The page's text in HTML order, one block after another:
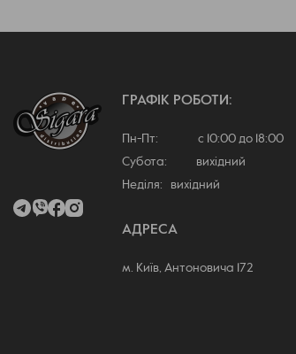
ГРАФІК РОБОТИ:
Пн-Пт: с 10:00 до 18:00
Субота: вихідний
Неділя: вихідний
АДРЕСА
м. Київ, Антоновича 172